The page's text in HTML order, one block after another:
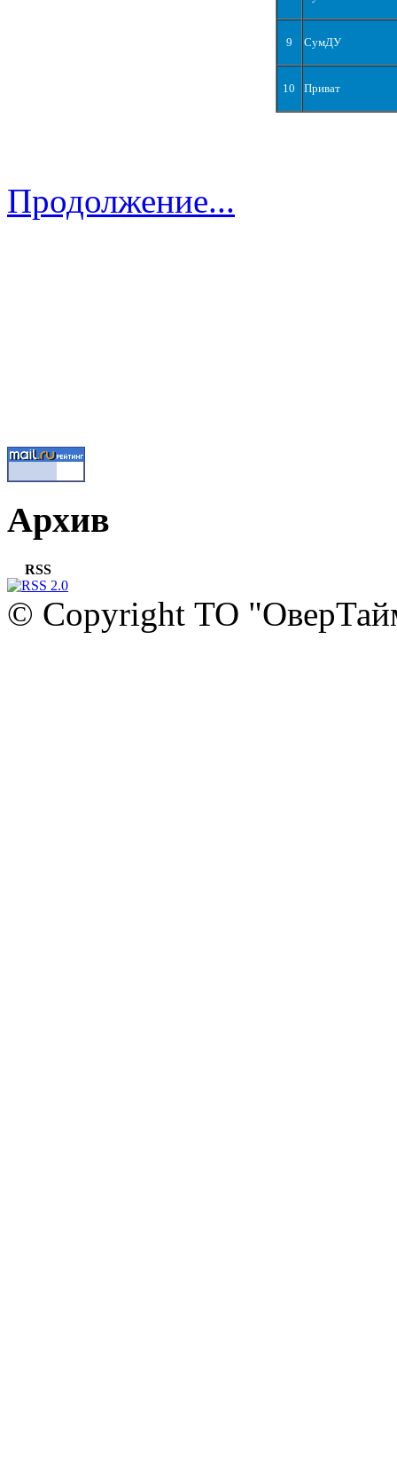
9 СумДУ
10 Приват
Продолжение...
Архив
RSS
© Copyright ТО